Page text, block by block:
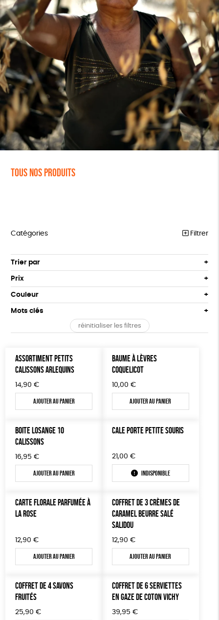
Tous nos produits
Catégories Filtrer
ÉQUITABLE
ÉPICERIE
MAISON
ACCESSOIRES
BIEN-ÊTRE
LIVRES
JEUX
SOLICADEAUX
Trier par
Par défaut
Popularité
Prix : du - cher au + cher
Prix : du + cher au - cher
Prix
Tous
0 € - 50 €
Couleur
Blanc Pur
vert
vert amande violet
Mots clés
Fabriqué en Espagne
Biodégradable FSC
Fabrication artisanale Oeko-Tex
réinitialiser les filtres
ASSORTIMENT PETITS
CALISSONS ARLEQUINS
14,90 €
Ajouter au panier
BAUME À LÈVRES
COQUELICOT
10,00 €
Ajouter au panier
BOITE LOSANGE 10
CALISSONS
16,95 €
Ajouter au panier
CALE PORTE PETITE SOURIS
21,00 €
Indisponible
CARTE FLORALE PARFUMÉE À
LA ROSE
12,90 €
Ajouter au panier
COFFRET DE 3 CRÈMES DE
CARAMEL BEURRE SALÉ
SALIDOU
12,90 €
Ajouter au panier
COFFRET DE 4 SAVONS
FRUITÉS
25,90 €
COFFRET DE 6 SERVIETTES
EN GAZE DE COTON VICHY
39,95 €